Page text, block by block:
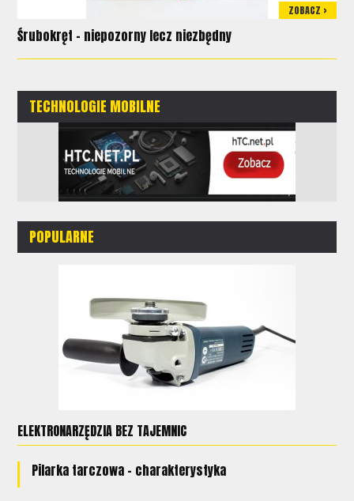
ZOBACZ >
Śrubokręt - niepozorny lecz niezbędny
TECHNOLOGIE MOBILNE
POPULARNE
ELEKTRONARZĘDZIA BEZ TAJEMNIC
Pilarka tarczowa - charakterystyka